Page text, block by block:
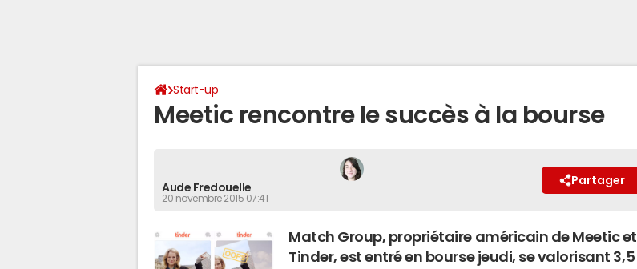
Start-up
Meetic rencontre le succès à la bourse
Aude Fredouelle
20 novembre 2015 07:41
Partager
Match Group, propriétaire américain de Meetic et
Tinder, est entré en bourse jeudi, se valorisant 3,5